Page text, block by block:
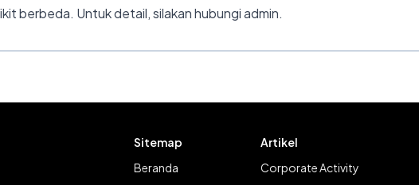
berbeda. Untuk detail, silakan hubungi admin.
Sitemap
Beranda
Artikel
Corporate Activity